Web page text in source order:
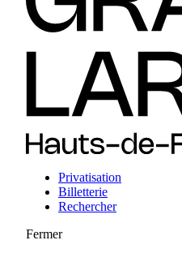
Privatisation
Billetterie
Rechercher
Fermer